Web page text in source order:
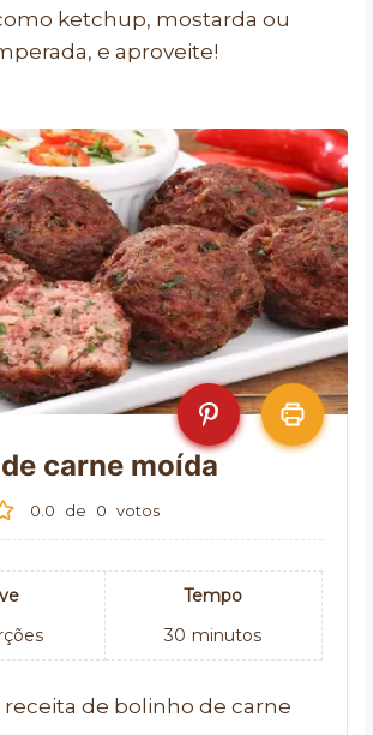
ketchup, mostarda ou
e aproveite!
carne moída
0.0 de 0 votos
Tempo
30 minutos
receita de bolinho de carne